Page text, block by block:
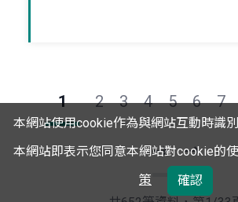
1 2 3 4 5 6 7
頁
最
後
一
本網站使用cookie作為與網站互動時識
本網站即表示您同意本網站對cookie的
策
確認